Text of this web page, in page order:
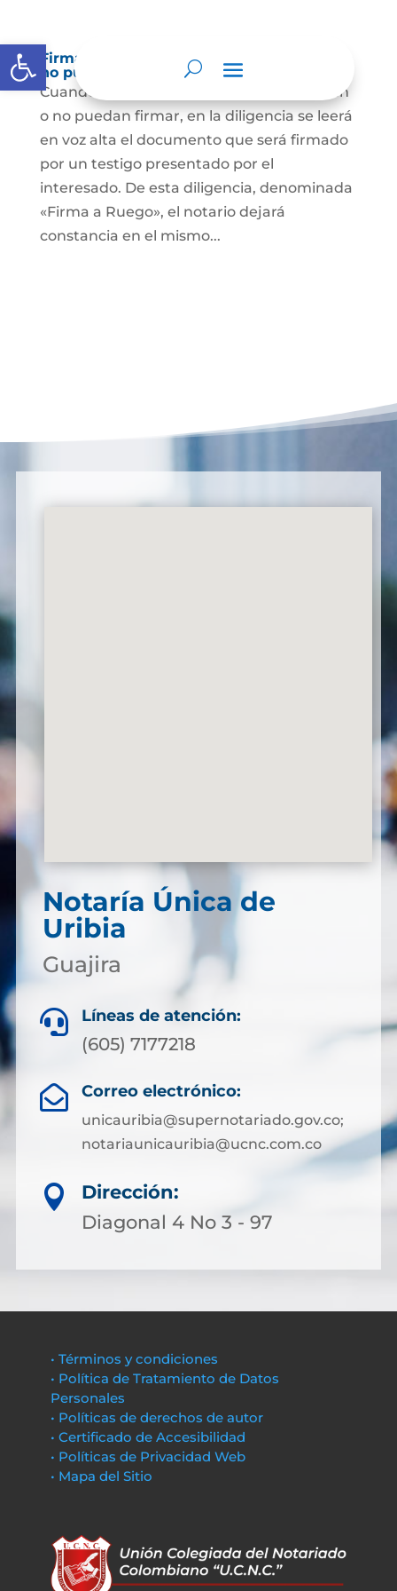
Abrir barra de herramientas
Firma a Ruego – Personas que no saben o
no puede firmar
Cuando se trate de personas que no sepan
o no puedan firmar, en la diligencia se leerá
en voz alta el documento que será firmado
por un testigo presentado por el
interesado. De esta diligencia, denominada
«Firma a Ruego», el notario dejará
constancia en el mismo...
Notaría Única de
Uribia
Guajira
 Líneas de atención:
(605) 7177218
 Correo electrónico:
unicauribia@supernotariado.gov.co;
notariaunicauribia@ucnc.com.co

Dirección:
Diagonal 4 No 3 - 97
• Términos y condiciones
• Política de Tratamiento de Datos
Personales
• Políticas de derechos de autor
• Certificado de Accesibilidad
• Políticas de Privacidad Web
• Mapa del Sitio